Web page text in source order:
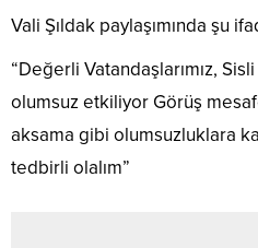
Vali Şıldak paylaşımında şu
“Değerli Vatandaşlarımız,
olumsuz etkiliyor Görüş
aksama gibi olumsuzluklara
tedbirli olalım”